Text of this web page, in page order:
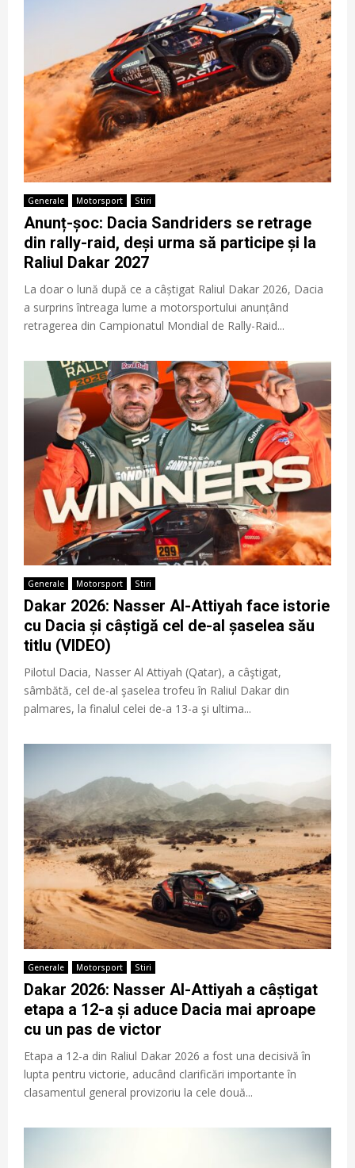
Generale Motorsport Stiri
Anunț-șoc: Dacia Sandriders se retrage
din rally-raid, deși urma să participe și la
Raliul Dakar 2027
La doar o lună după ce a câștigat Raliul Dakar 2026, Dacia
a surprins întreaga lume a motorsportului anunțând
retragerea din Campionatul Mondial de Rally-Raid...
Generale Motorsport Stiri
Dakar 2026: Nasser Al-Attiyah face istorie
cu Dacia și câștigă cel de-al șaselea său
titlu (VIDEO)
Pilotul Dacia, Nasser Al Attiyah (Qatar), a câştigat,
sâmbătă, cel de-al şaselea trofeu în Raliul Dakar din
palmares, la finalul celei de-a 13-a şi ultima...
Generale Motorsport Stiri
Dakar 2026: Nasser Al-Attiyah a câștigat
etapa a 12-a și aduce Dacia mai aproape
cu un pas de victor
Etapa a 12-a din Raliul Dakar 2026 a fost una decisivă în
lupta pentru victorie, aducând clarificări importante în
clasamentul general provizoriu la cele două...